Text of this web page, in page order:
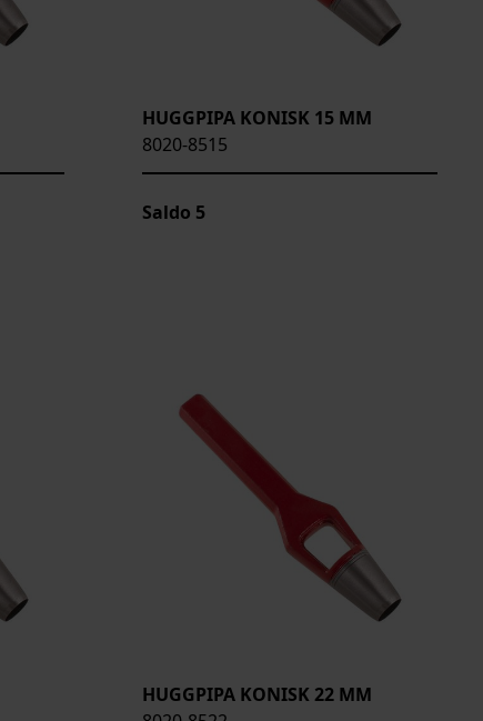
HUGGPIPA KONISK 15 MM
8020-8515
Saldo 5
HUGGPIPA KONISK 22 MM